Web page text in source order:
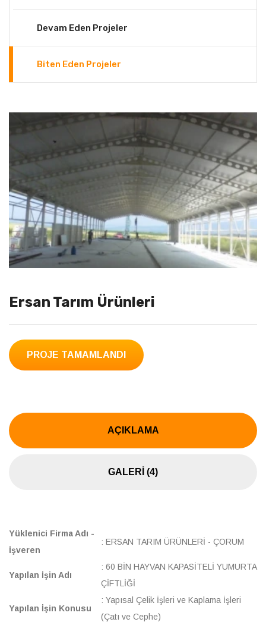
Devam Eden Projeler
Biten Eden Projeler
Ersan Tarım Ürünleri
PROJE TAMAMLANDI
AÇIKLAMA
GALERI (4)
Yüklenici Firma Adı -
İşveren
: ERSAN TARIM ÜRÜNLERİ - ÇORUM
Yapılan İşin Adı
: 60 BİN HAYVAN KAPASİTELİ YUMURTA
ÇİFTLİĞİ
Yapılan İşin Konusu
: Yapısal Çelik İşleri ve Kaplama İşleri
(Çatı ve Cephe)